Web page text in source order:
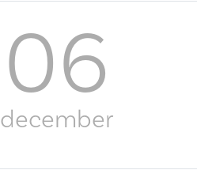
06
december